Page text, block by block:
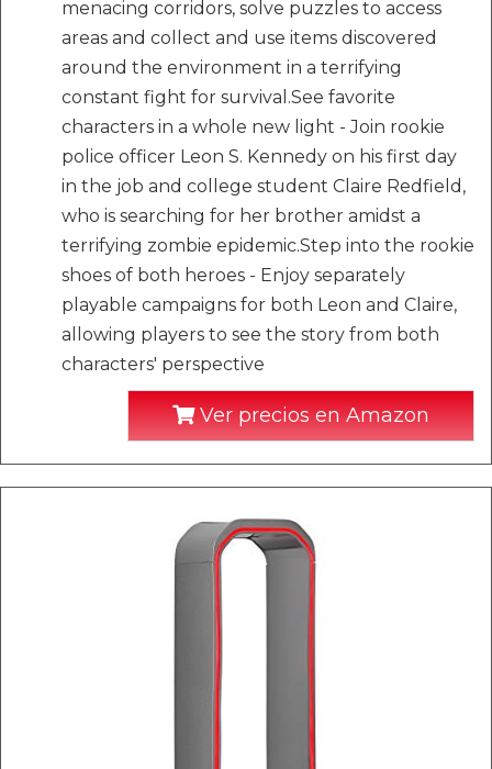
menacing corridors, solve puzzles to access
areas and collect and use items discovered
around the environment in a terrifying
constant fight for survival.See favorite
characters in a whole new light - Join rookie
police officer Leon S. Kennedy on his first day
in the job and college student Claire Redfield,
who is searching for her brother amidst a
terrifying zombie epidemic.Step into the rookie
shoes of both heroes - Enjoy separately
playable campaigns for both Leon and Claire,
allowing players to see the story from both
characters' perspective
Ver precios en Amazon